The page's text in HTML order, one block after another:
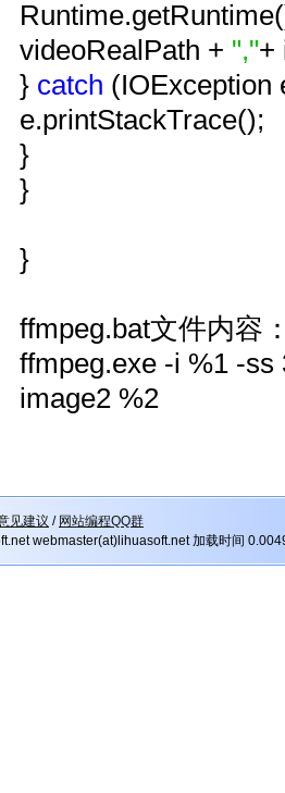
videoRealPath + ","+
} catch (IOException
e.printStackTrace();
}
}
}
ffmpeg.bat文件内容
ffmpeg.exe -i %1 -ss
image2 %2
见建议 / 网站编程QQ群
webmaster(at)lihuasoft.net 加载时间